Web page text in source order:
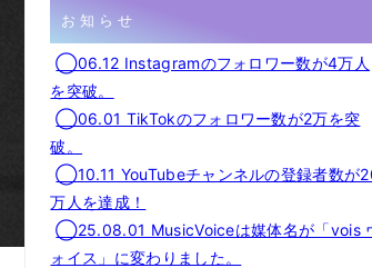
お知らせ
◯06.12 Instagramのフォロワー数が4万人
を突破。
◯06.01 TikTokのフォロワー数が2万を突
破。
◯10.11 YouTubeチャンネルの登録者数が
万人を達成！
◯25.08.01 MusicVoiceは媒体名が「vois
ォイス」に変わりました。